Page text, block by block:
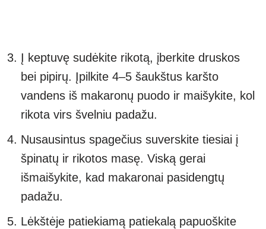
Į keptuvę sudėkite rikotą, įberkite druskos
bei pipirų. Įpilkite 4–5 šaukštus karšto
vandens iš makaronų puodo ir maišykite, kol
rikota virs švelniu padažu.
Nusausintus spagečius suverskite tiesiai į
špinatų ir rikotos masę. Viską gerai
išmaišykite, kad makaronai pasidengtų
padažu.
Lėkštėje patiekiamą patiekalą papuoškite